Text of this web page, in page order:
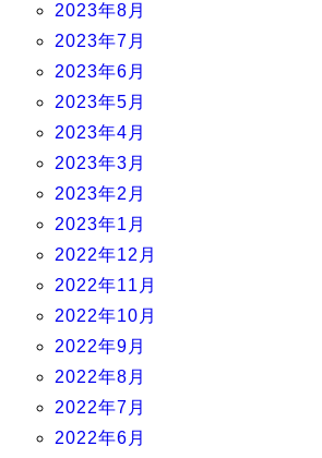
2023年8月
2023年7月
2023年6月
2023年5月
2023年4月
2023年3月
2023年2月
2023年1月
2022年12月
2022年11月
2022年10月
2022年9月
2022年8月
2022年7月
2022年6月